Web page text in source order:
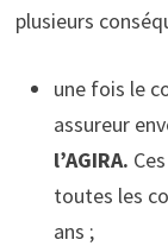
plusieurs
une fois le
assureur
l’AGIRA.
toutes les
ans ;